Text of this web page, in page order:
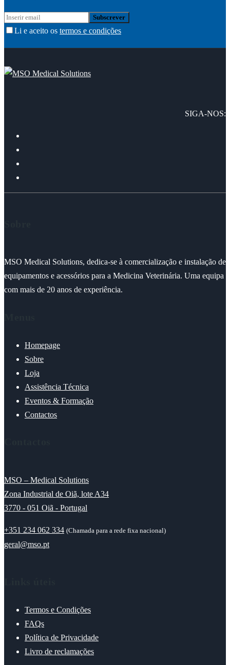
Li e aceito os termos e condições
SIGA-NOS:
MSO Medical Solutions, dedica-se à comercialização e instalação de
equipamentos e acessórios para a Medicina Veterinária. Uma equipa
com mais de 20 anos de experiência.
Homepage
Sobre
Loja
Assistência Técnica
Eventos & Formação
Contactos
MSO – Medical Solutions
Zona Industrial de Oiã, lote A34
3770 - 051 Oiã - Portugal
+351 234 062 334 (Chamada para a rede fixa nacional)
geral@mso.pt
Termos e Condições
FAQs
Política de Privacidade
Livro de reclamações